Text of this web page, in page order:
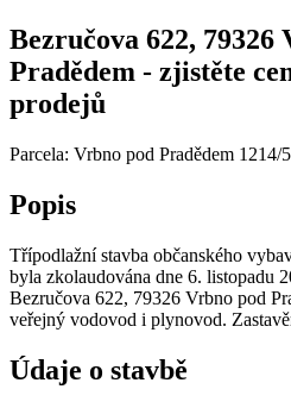
Bezručova 622, 79326
Pradědem - zjistěte
prodejů
Parcela: Vrbno pod Pradědem 1214/5
Popis
Třípodlažní stavba občanského
byla zkolaudována dne 6. listopadu
Bezručova 622, 79326 Vrbno pod
veřejný vodovod i plynovod.
Údaje o stavbě